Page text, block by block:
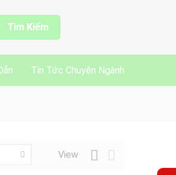
Tìm Kiếm
Tin Tức Chuyên Ngành
View